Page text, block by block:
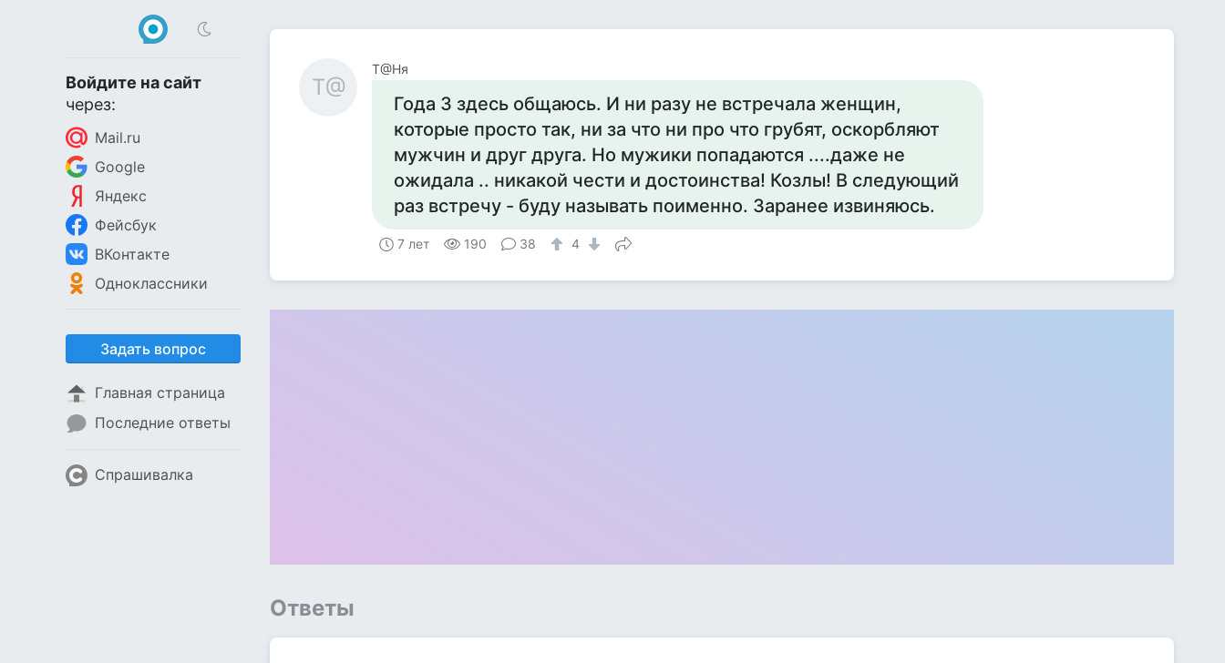
Войдите на сайт
через:
Mail.ru
Google
Яндекс
Фейсбук
ВКонтакте
Одноклассники
Задать вопрос
Главная страница
Последние ответы
Спрашивалка
Т@
Т@Ня
Года 3 здесь общаюсь. И ни разу не встречала женщин,
которые просто так, ни за что ни про что грубят, оскорбляют
мужчин и друг друга. Но мужики попадаются ....даже не
ожидала .. никакой чести и достоинства! Козлы! В следующий
раз встречу - буду называть поименно. Заранее извиняюсь.
7 лет 190 38 4
Ответы